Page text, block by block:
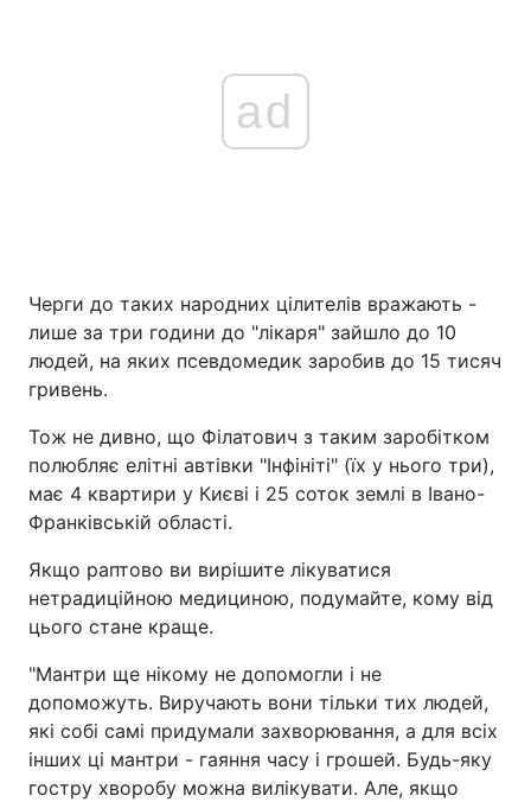
ad
Черги до таких народних цілителів вражають -
лише за три години до "лікаря" зайшло до 10
людей, на яких псевдомедик заробив до 15 тисяч
гривень.
Тож не дивно, що Філатович з таким заробітком
полюбляє елітні автівки "Інфініті" (їх у нього три),
має 4 квартири у Києві і 25 соток землі в Івано-
Франківській області.
Якщо раптово ви вирішите лікуватися
нетрадиційною медициною, подумайте, кому від
цього стане краще.
"Мантри ще нікому не допомогли і не
допоможуть. Виручають вони тільки тих людей,
які собі самі придумали захворювання, а для всіх
інших ці мантри - гаяння часу і грошей. Будь-яку
гостру хворобу можна вилікувати. Але, якщо